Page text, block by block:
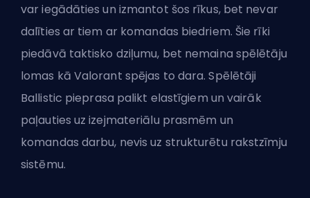
var iegādāties un izmantot šos rīkus, bet nevar
dalīties ar tiem ar komandas biedriem. Šie rīki
piedāvā taktisko dziļumu, bet nemaina spēlētāju
lomas kā Valorant spējas to dara. Spēlētāji
Ballistic pieprasa palikt elastīgiem un vairāk
paļauties uz izejmateriālu prasmēm un
komandas darbu, nevis uz strukturētu rakstzīmju
sistēmu.